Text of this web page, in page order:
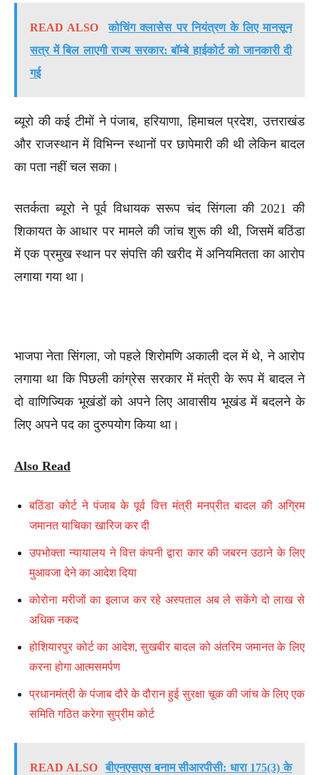
READ ALSO
कोचिंग क्लासेस पर नियंत्रण के लिए मानसून
सत्र में बिल लाएगी राज्य सरकार: बॉम्बे हाईकोर्ट को जानकारी दी
गई
ब्यूरो की कई टीमों ने पंजाब, हरियाणा, हिमाचल प्रदेश, उत्तराखंड
और राजस्थान में विभिन्न स्थानों पर छापेमारी की थी लेकिन बादल
का पता नहीं चल सका।
सतर्कता ब्यूरो ने पूर्व विधायक सरूप चंद सिंगला की 2021 की
शिकायत के आधार पर मामले की जांच शुरू की थी, जिसमें बठिंडा
में एक प्रमुख स्थान पर संपत्ति की खरीद में अनियमितता का आरोप
लगाया गया था।
भाजपा नेता सिंगला, जो पहले शिरोमणि अकाली दल में थे, ने आरोप
लगाया था कि पिछली कांग्रेस सरकार में मंत्री के रूप में बादल ने
दो वाणिज्यिक भूखंडों को अपने लिए आवासीय भूखंड में बदलने के
लिए अपने पद का दुरुपयोग किया था।
Also Read
बठिंडा कोर्ट ने पंजाब के पूर्व वित्त मंत्री मनप्रीत बादल की अग्रिम
जमानत याचिका खारिज कर दी
उपभोक्ता न्यायालय ने वित्त कंपनी द्वारा कार की जबरन उठाने के लिए
मुआवजा देने का आदेश दिया
कोरोना मरीजों का इलाज कर रहे अस्पताल अब ले सकेंगे दो लाख से
अधिक नकद
होशियारपुर कोर्ट का आदेश, सुखबीर बादल को अंतरिम जमानत के लिए
करना होगा आत्मसमर्पण
प्रधानमंत्री के पंजाब दौरे के दौरान हुई सुरक्षा चूक की जांच के लिए एक
समिति गठित करेगा सुप्रीम कोर्ट
READ ALSO बीएनएसएस बनाम सीआरपीसी: धारा 175(3) के